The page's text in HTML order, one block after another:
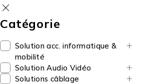
Catégorie
Solution acc. informatique &
mobilité
Solution Audio Vidéo
Solutions câblage